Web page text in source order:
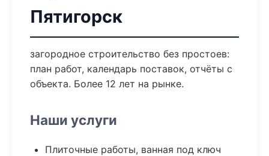
Пятигорск
загородное строительство без простоев:
план работ, календарь поставок, отчёты с
объекта. Более 12 лет на рынке.
Наши услуги
Плиточные работы, ванная под ключ